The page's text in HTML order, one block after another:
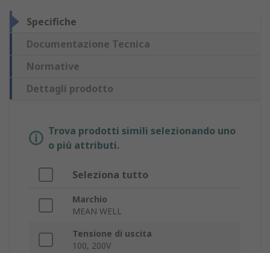
Specifiche
Documentazione Tecnica
Normative
Dettagli prodotto
Trova prodotti simili selezionando uno
o più attributi.
Seleziona tutto
Marchio
MEAN WELL
Tensione di uscita
100, 200V